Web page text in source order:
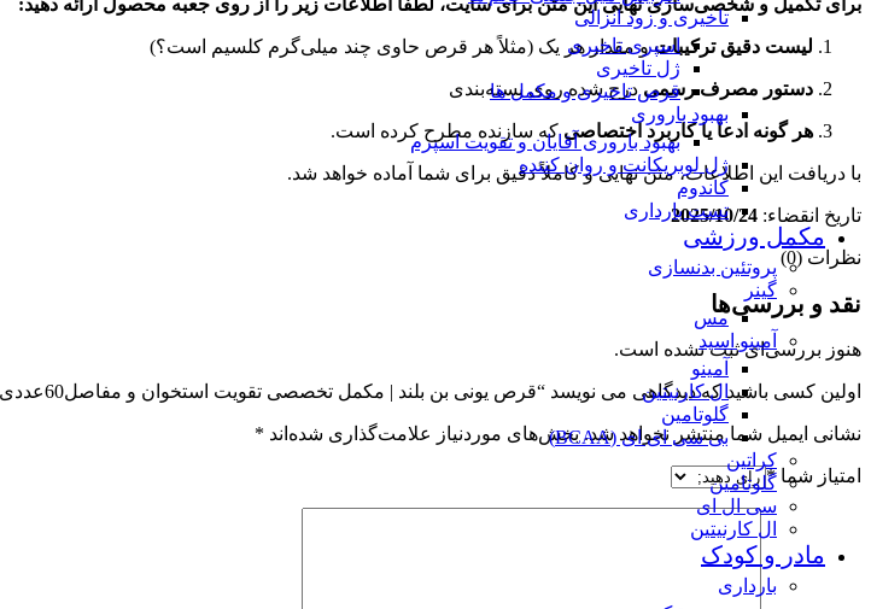
تاخیری و زود انزالی
اسپری تاخیری
ژل تاخیری
قرص تاخیری و مکمل ها
بهبود باروری
بهبود باروری آقایان و تقویت اسپرم
ژل لوبریکانت و روان کننده
کاندوم
تست بارداری
مکمل ورزشی
پروتئین بدنسازی
گینر
مس
آمینو اسید
آمینو
ال کارنیتین
گلوتامین
بی سی ای ای (BCAA)
کراتین
گلوتامین
سی ال ای
ال کارنیتین
مادر و کودک
بارداری
برای تکمیل و شخصی‌سازی نهایی این متن برای سایت، لطفاً اطلاعات زیر را از روی جعبه محصول ارائه دهید:
لیست دقیق ترکیباتو مقدار هر یک (مثلاً هر قرص حاوی چند میلی‌گرم کلسیم است؟)
دستور مصرف رسمی درج شده روی بسته‌بندی
هر گونه ادعا یا کاربرد اختصاصیکه سازنده مطرح کرده است.
با دریافت این اطلاعات، متن نهایی و کاملاً دقیق برای شما آماده خواهد شد.
تاریخ انقضاء: 2025/10/24
نظرات (0)
نقد و بررسی‌ها
هنوز بررسی‌ای ثبت نشده است.
اولین کسی باشید که دیدگاهی می نویسد “قرص یونی بن بلند | مکمل تخصصی تقویت استخوان و مفاصل60عددی_Unibone Blend”
نشانی ایمیل شما منتشر نخواهد شد. بخش‌های موردنیاز علامت‌گذاری شده‌اند *
امتیاز شما*